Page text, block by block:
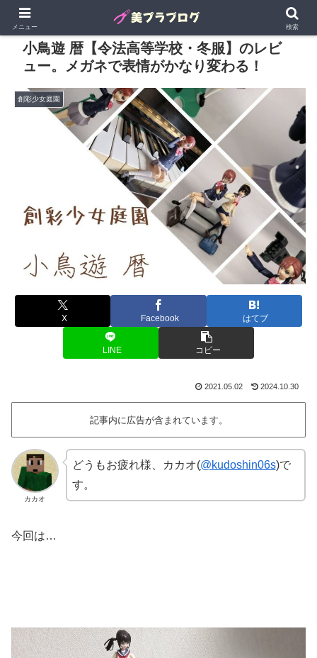
小鳥遊 暦【令法高等学校・冬服】のレビ
ュー。メガネで表情がかなり変わる！
創彩少女庭園
X Facebook はてブ
LINE コピー
2021.05.02 2024.10.30
記事内に広告が含まれています。
カカオ
どうもお疲れ様、カカオ(@kudoshin06s)で
す。
今回は…
メニュー 検索